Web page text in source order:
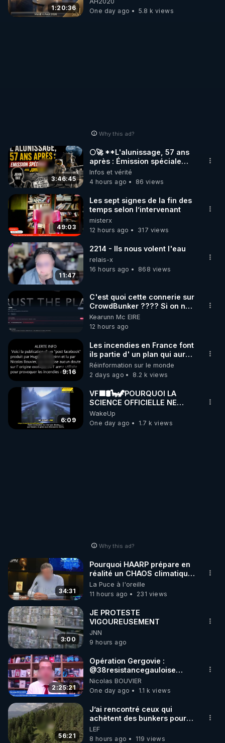
gratuits. Je préfère la voir
mourir que de voir mes
1:20:36
GRAND RÉVEIL EST EN
MARCHE 📷
One day ago
5.8 k views
Why this ad?
3:46:45
🌕🚀 **L'alunissage, 57 ans
après : Émission spéciale
avec John Doe !** 👨 🚀✨
Infos et vérité
4 hours ago
86 views
49:03
Les sept signes de la fin des
temps selon l’intervenant
misterx
12 hours ago
317 views
11:47
2214 - Ils nous volent l'eau
relais-x
16 hours ago
868 views
C'est quoi cette connerie sur
CrowdBunker ???? Si on ne
peut plus publier, c'est un
peu de la censure. Ne payez
pas les boucliers pour voir
mes vidéos, c'est une
arnaque parce que ma
chaine et mon travail sont
gratuits. Je préfère la voir
mourir que de voir mes
abonnés(es) payer.
CrowdBunker s'est tiré une
balle dans le pied sans nos
chaines CrowdBunker n'est
plus rien. Migrez vers les
Kearunn Mc EIRE
12 hours ago
9:16
Les incendies en France font
ils partie d' un plan qui aurait
débuté le 11 septembre 2001
?
Réinformation sur le monde
2 days ago
8.2 k views
6:09
VF🟩🛢🦕🦖POURQUOI LA
SCIENCE OFFICIELLE NE
CONNAÎT-ELLE PAS LA VRAIE
ORIGINE DU PÉTROL -
Jocelyne Tr
WakeUp
One day ago
1.7 k views
Why this ad?
34:31
Pourquoi HAARP prépare en
réalité un CHAOS climatique,
on répond
La Puce à l'oreille
11 hours ago
231 views
3:00
JE PROTESTE
VIGOUREUSEMENT
JNN
9 hours ago
2:25:21
Opération Gergovie :
‪@38resistancegauloise‬
‪@MarionSigautOfficiel‬
‪@gladysriifard5710‬ Laëtitia
Nicolas BOUVIER
One day ago
1.1 k views
56:21
J’ai rencontré ceux qui
achètent des bunkers pour
survivre à la fin du monde
LEF
8 hours ago
119 views